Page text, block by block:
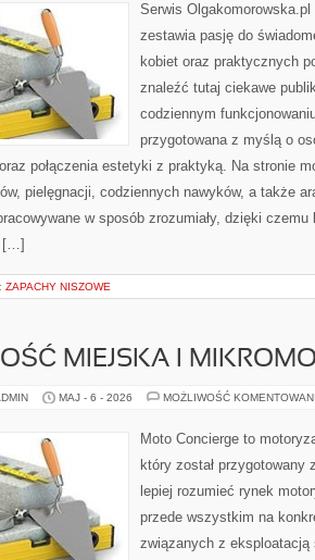
Serwis
zestawia pasję do
kobiet oraz praktycznych
znaleźć tutaj ciekawe
codziennym
przygotowana z myślą o
połączenia estetyki z praktyką. Na stronie
pielęgnacji, codziennych nawyków, a także
w sposób zrozumiały, dzięki
[…]
ZAPACHY NISZOWE
MIEJSKA I
MAJ - 6 - 2026 MOŻLIWOŚĆ
Moto Concierge to
który został
lepiej rozumieć rynek
przede wszystkim na
związanych z eksploatacją